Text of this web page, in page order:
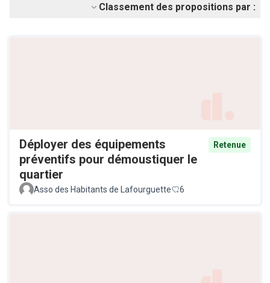
Classement des propositions par :
Déployer des équipements
préventifs pour démoustiquer le
quartier
Retenue
Asso des Habitants de Lafourguette 6